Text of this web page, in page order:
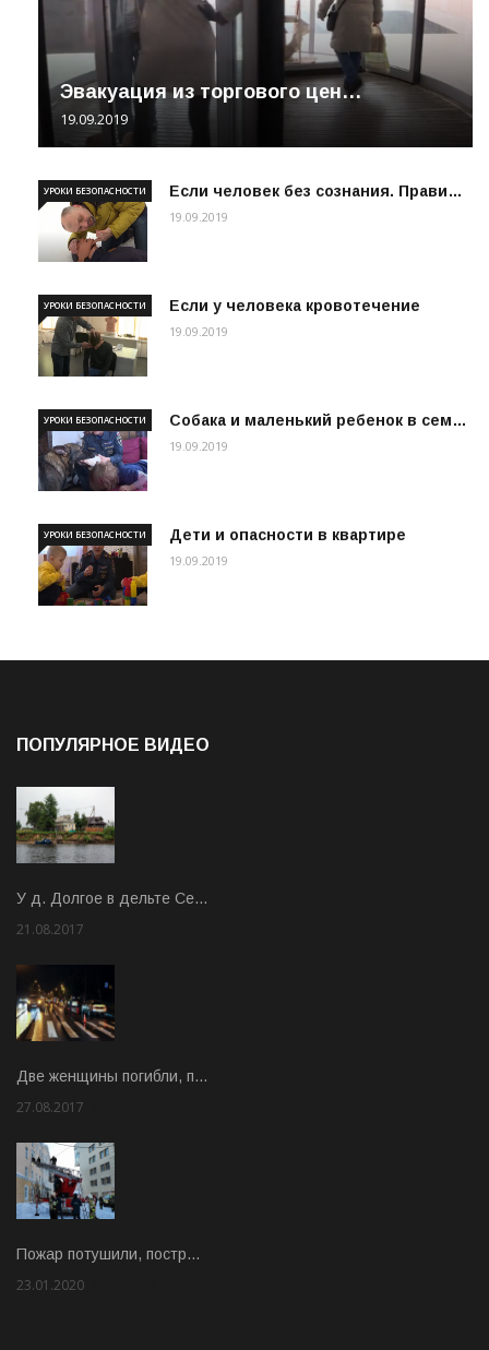
Эвакуация из торгового цен…
19.09.2019
Если человек без сознания. Прави…
УРОКИ БЕЗОПАСНОСТИ
19.09.2019
Если у человека кровотечение
УРОКИ БЕЗОПАСНОСТИ
19.09.2019
Собака и маленький ребенок в сем…
УРОКИ БЕЗОПАСНОСТИ
19.09.2019
Дети и опасности в квартире
УРОКИ БЕЗОПАСНОСТИ
19.09.2019
ПОПУЛЯРНОЕ ВИДЕО
У д. Долгое в дельте Се…
21.08.2017
Две женщины погибли, п…
27.08.2017
Пожар потушили, постр…
23.01.2020